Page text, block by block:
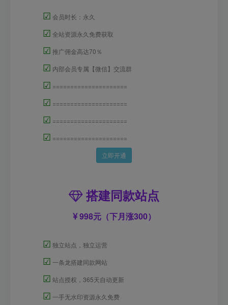
☑ 会员时长：永久
☑ 全站资源永久免费获取
☑ 推广佣金高达70％
☑ 内部会员专属【微信】交流群
☑ =====================
☑ =====================
☑ =====================
☑ =====================
立即开通
搭建同款站点
998元（下月涨300）
☑ 独立站点，独立运营
☑ 一条龙搭建同款网站
☑ 站点授权，365天自动更新
☑ 一手无水印资源永久免费